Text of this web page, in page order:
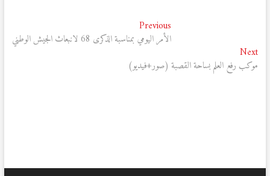
المقالات
Previous
Previous
post:
الأمر اليومي بمناسبة الذكرى 68 لانبعاث الجيش الوطني
Next
Next
post:
موكب رفع العلم بساحة القصبة (صور+فيديو)